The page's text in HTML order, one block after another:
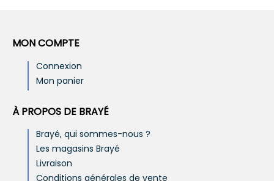
MON COMPTE
Connexion
Mon panier
À PROPOS DE BRAYÉ
Brayé, qui sommes-nous ?
Les magasins Brayé
Livraison
Conditions générales de vente